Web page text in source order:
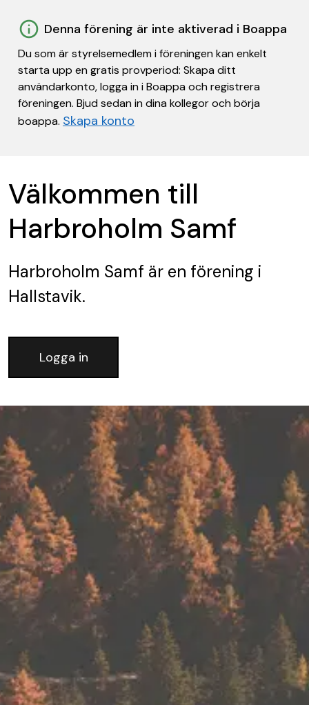
Denna förening är inte aktiverad i Boappa
Du som är styrelsemedlem i föreningen kan enkelt
starta upp en gratis provperiod: Skapa ditt
användarkonto, logga in i Boappa och registrera
föreningen. Bjud sedan in dina kollegor och börja
boappa. Skapa konto
Välkommen till
Harbroholm Samf
Harbroholm Samf är en förening i
Hallstavik.
Logga in